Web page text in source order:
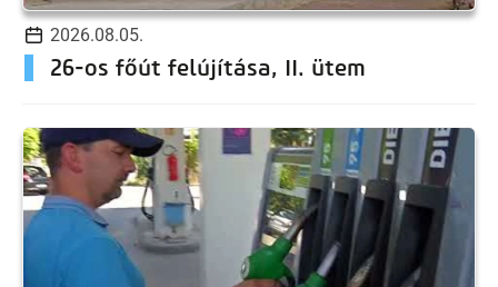
2026.08.05.
26-os főút felújítása, II. ütem